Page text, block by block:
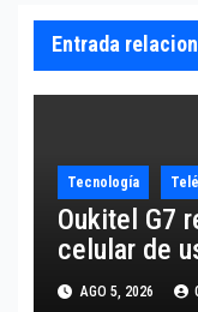
Entrada
Tecnología
Oukitel G7
celular de
10,600 mAh
AGO 5, 2026